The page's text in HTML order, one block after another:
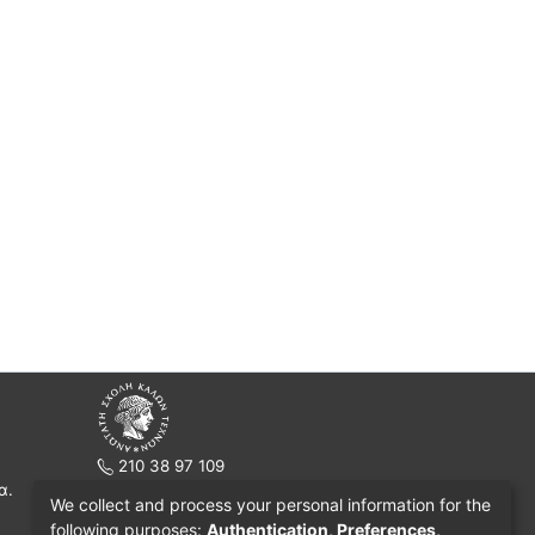
210 38 97 109
Πατησίων 42, Τ.Κ. 10682, Αθήνα
We collect and process your personal information for the
following purposes: Authentication, Preferences,